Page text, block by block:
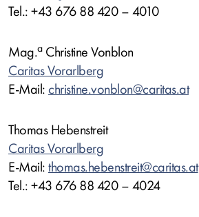
Tel.: +43 676 88 420 – 4010
Mag.aChristine Vonblon
Caritas Vorarlberg
E-Mail: christine.vonblon@caritas.at
Thomas Hebenstreit
Caritas Vorarlberg
E-Mail: thomas.hebenstreit@caritas.at
Tel.: +43 676 88 420 – 4024